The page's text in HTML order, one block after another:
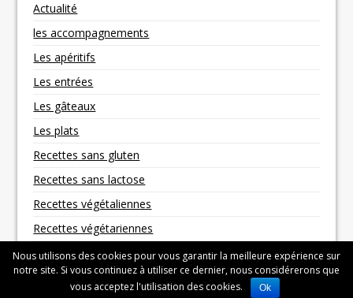
Actualité
les accompagnements
Les apéritifs
Les entrées
Les gâteaux
Les plats
Recettes sans gluten
Recettes sans lactose
Recettes végétaliennes
Recettes végétariennes
Copyright © 2026
Nous utilisons des cookies pour vous garantir la meilleure expérience sur
notre site. Si vous continuez à utiliser ce dernier, nous considérerons que
vous acceptez l'utilisation des cookies.
Ok